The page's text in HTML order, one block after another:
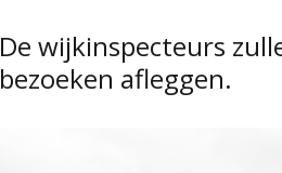
De wijkinspecteurs
bezoeken afleggen.